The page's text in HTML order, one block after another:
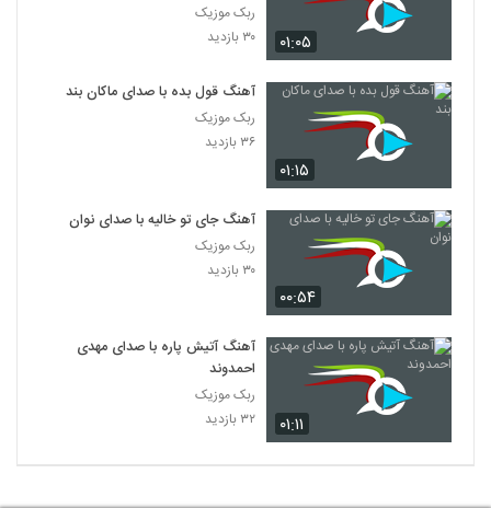
۰۱:۰۵
ربک موزیک
۳۰ بازدید
۰۱:۱۵
آهنگ قول بده با صدای ماکان بند
ربک موزیک
۳۶ بازدید
۰۰:۵۴
آهنگ جای تو خالیه با صدای نوان
ربک موزیک
۳۰ بازدید
۰۱:۱۱
آهنگ آتیش پاره با صدای مهدی
احمدوند
ربک موزیک
۳۲ بازدید